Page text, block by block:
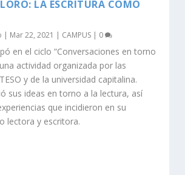
LA ESCRITURA COMO
| Mar 22, 2021 | CAMPUS | 0
en el ciclo “Conversaciones en torno
actividad organizada por las
y de la universidad capitalina.
sus ideas en torno a la lectura, así
que incidieron en su
lectora y escritora.